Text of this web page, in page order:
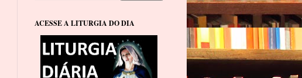
ACESSE A LITURGIA DO DIA